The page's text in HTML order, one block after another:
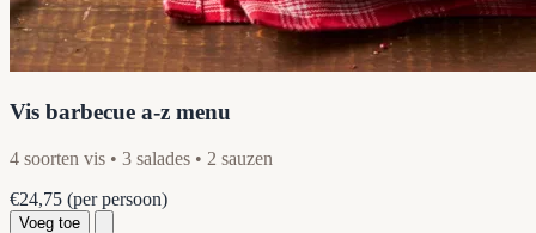
Vis barbecue a-z menu
4 soorten vis • 3 salades • 2 sauzen
€24,75 (per persoon)
Voeg toe